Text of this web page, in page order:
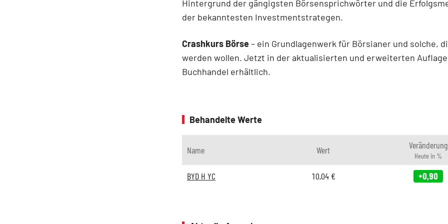
Hintergrund der gängigsten Börsensprichwörter und die
der bekanntesten Investmentstrategen.
Crashkurs Börse– ein Grundlagenwerk für Börsianer und solche,
werden wollen. Jetzt in der aktualisierten und erweiterten
Buchhandel erhältlich.
Behandelte Werte
Name Wert Veränderung
Heute in %
BYD H YC 10,04€ +0,90